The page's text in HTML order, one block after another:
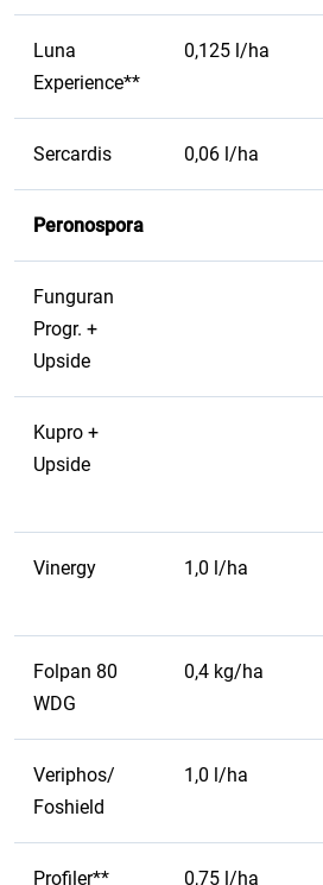
Luna
Experience**
0,125 l/ha
Sercardis 0,06 l/ha
Peronospora
Funguran
Progr. +
Upside
Kupro +
Upside
Vinergy 1,0 l/ha
Folpan 80
WDG
0,4 kg/ha
Veriphos/
Foshield
1,0 l/ha
Profiler** 0,75 l/ha